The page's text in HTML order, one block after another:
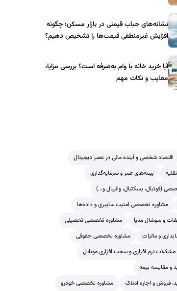
نشانه‌های حباب قیمتی در بازار مسکن؛ چگونه
افزایش غیرمنطقی قیمت‌ها را تشخیص دهیم؟
آیا خرید خانه با وام به‌صرفه است؟ بررسی مزایا،
معایب و نکات مهم
اقتصاد شخصی و آینده مالی در عصر دیجیتال
بیمه‌های عمر و سرمایه‌گذاری
(فوتبال، بسکتبال، والیبال و...)
مشاوره تخصصی امنیت سایبری و داده‌ها
و سوشال مدیا
مشاوره تخصصی تحصیلی
و مالیات
مشاوره تخصصی حقوقی
نرم افزاری و سخت افزاری موبایل
و مقایسه بیمه
فروش و اجاره املاک
مشاوره تخصصی خودرو